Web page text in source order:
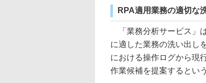
RPA適用業務の適切な
「業務分析サービス」
に適した業務の洗い出し
における操作ログから現
作業候補を提案するという